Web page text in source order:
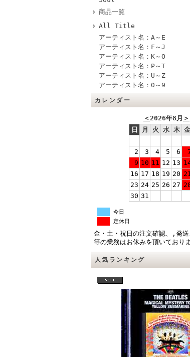
商品一覧
All Title
アーティスト名：A～E
アーティスト名：F～J
アーティスト名：K～O
アーティスト名：P～T
アーティスト名：U～Z
アーティスト名：0～9
カレンダー
＜2026年8月 ＞
日
月 火 水 木 金
2
3 4 5 6
9 10 11 12 13
16 17 18 19 20
23 24 25 26 27
30 31
今日
定休日
金・土・祝日の注文確認、,発
等の業務はお休みを頂いており
人気ランキング